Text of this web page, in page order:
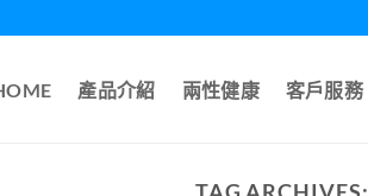
產品介紹 兩性健康 客戶服務